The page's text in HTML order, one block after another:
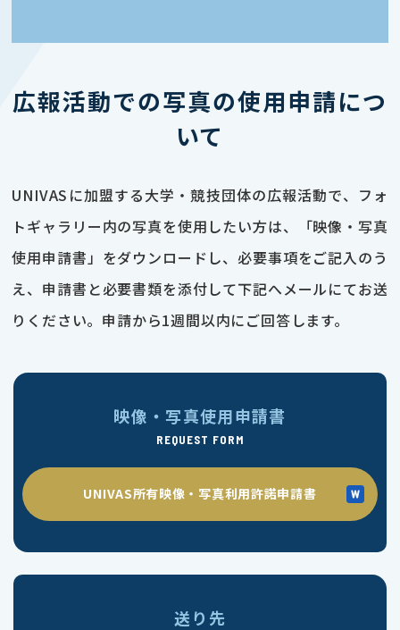
広報活動での写真の使用申請につ
いて
UNIVASに加盟する大学・競技団体の広報活動で、フォ
トギャラリー内の写真を使用したい方は、「映像・写真
使用申請書」をダウンロードし、必要事項をご記入のう
え、申請書と必要書類を添付して下記へメールにてお送
りください。申請から1週間以内にご回答します。
映像・写真使用申請書
REQUEST FORM
UNIVAS所有映像・写真利用許諾申請書
送り先